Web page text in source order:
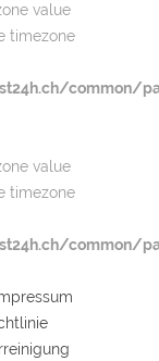
value
timezone
common/
value
timezone
common/